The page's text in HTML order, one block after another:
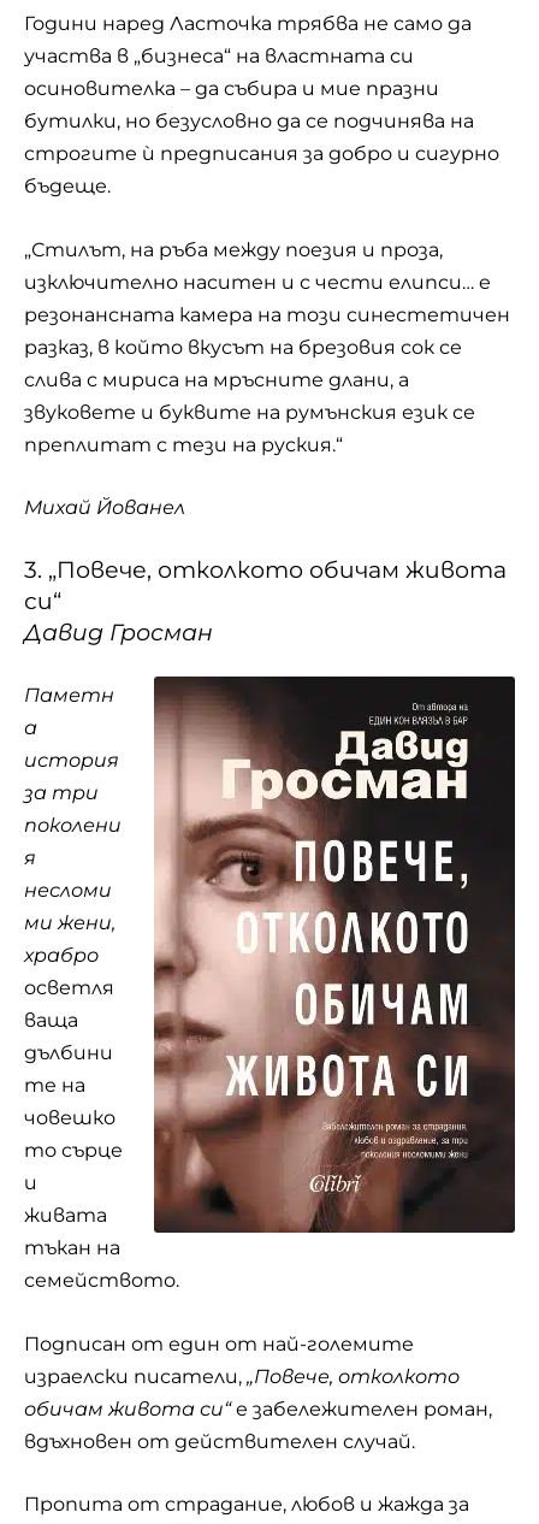
Години наред Ласточка трябва не само да
участва в „бизнеса“ на властната си
осиновителка – да събира и мие празни
бутилки, но безусловно да се подчинява на
строгите ѝ предписания за добро и сигурно
бъдеще.
„Стилът, на ръба между поезия и проза,
изключително наситен и с чести елипси… е
резонансната камера на този синестетичен
разказ, в който вкусът на брезовия сок се
слива с мириса на мръсните длани, а
звуковете и буквите на румънския език се
преплитат с тези на руския.“
Михай Йованел
3. „Повече, отколкото обичам живота
си“
Давид Гросман
Паметн
а
история
за три
поколени
я
несломи
ми жени,
храбро
осветля
ваща
дълбини
те на
човешко
то сърце
и
живата
тъкан на
семейството.
Подписан от един от най-големите
израелски писатели, „Повече, отколкото
обичам живота си“е забележителен роман,
вдъхновен от действителен случай.
Пропита от страдание, любов и жажда за